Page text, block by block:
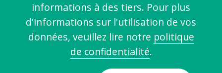
informations à des tiers. Pour plus
d'informations sur l'utilisation de vos
données, veuillez lire notre politique
de confidentialité.